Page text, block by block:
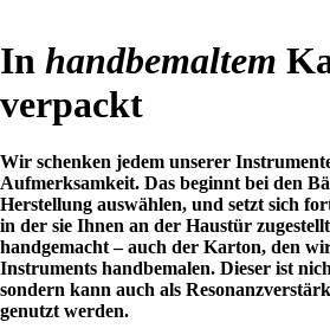
In handbemaltem
verpackt
Wir schenken jedem unserer
Aufmerksamkeit. Das beginnt bei den
Herstellung auswählen, und setzt sich
in der sie Ihnen an der Haustür
handgemacht – auch der Karton, den
Instruments handbemalen. Dieser ist
sondern kann auch als
genutzt werden.